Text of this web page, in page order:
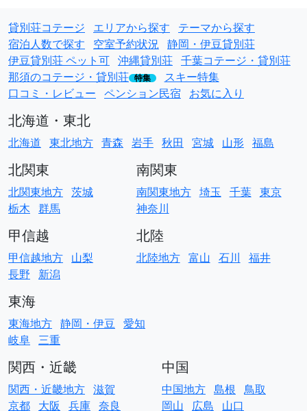
貸別荘コテージ エリアから探す
テーマから探す
宿泊人数で探す
空室予約状況 静岡・伊豆貸別荘
伊豆貸別荘 ペット可 沖縄貸別荘 千葉コテージ・貸別荘
那須のコテージ・貸別荘 特集
スキー特集
口コミ・レビュー ペンション民宿 お気に入り
北海道・東北
北海道 東北地方 青森 岩手 秋田 宮城 山形 福島
北関東
北関東地方 茨城
栃木 群馬
南関東
南関東地方 埼玉 千葉 東京
神奈川
甲信越
甲信越地方 山梨
長野
新潟
北陸
北陸地方 富山 石川 福井
東海
東海地方 静岡・伊豆 愛知
岐阜 三重
関西・近畿
関西・近畿地方 滋賀
京都 大阪 兵庫 奈良
中国
中国地方 島根 鳥取
岡山
広島 山口